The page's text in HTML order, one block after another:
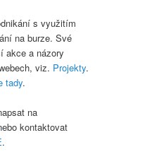
s využitím
na burze. Své
akce a názory
viz. Projekty.
tady.
na
kontaktovat
.